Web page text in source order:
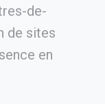
de-
de sites
en